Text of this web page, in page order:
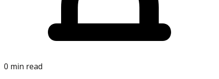
0 min read